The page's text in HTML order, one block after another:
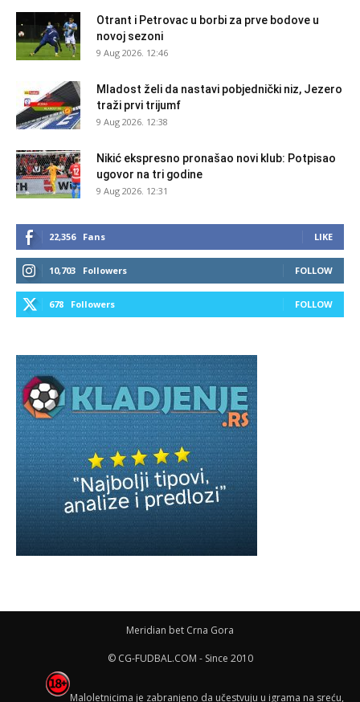
Otrant i Petrovac u borbi za prve bodove u
novoj sezoni
9 Aug 2026. 12:46
Mladost želi da nastavi pobjednički niz, Jezero
traži prvi trijumf
9 Aug 2026. 12:38
Nikić ekspresno pronašao novi klub: Potpisao
ugovor na tri godine
9 Aug 2026. 12:31
22,356 Fans LIKE
10,703 Followers FOLLOW
678 Followers FOLLOW
Meridian bet Crna Gora
© CG-FUDBAL.COM - Since 2010
Maloletnicima je zabranjeno da učestvuju u igrama na sreću,